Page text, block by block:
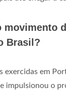
movimento
Brasil?
exercidas em
impulsionou o